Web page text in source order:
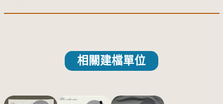
相關建檔單位